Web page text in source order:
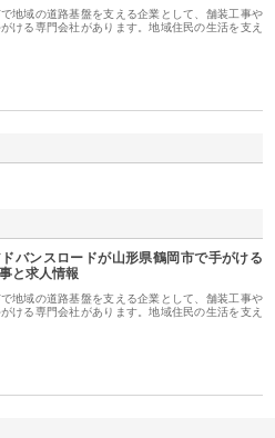
地域の道路基盤を支える企業として、舗装工事や
ける専門会社があります。地域住民の生活を支え
バンスロードが山形県鶴岡市で手がける
と求人情報
地域の道路基盤を支える企業として、舗装工事や
ける専門会社があります。地域住民の生活を支え